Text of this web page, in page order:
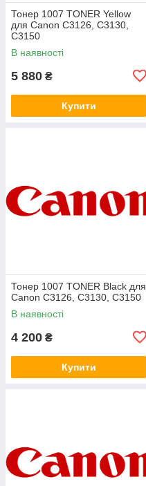
Тонер 1007 TONER Yellow
для Canon C3126, C3130,
C3150
В наявності
5 880 ₴
Купити
Тонер 1007 TONER Black для
Canon C3126, C3130, C3150
В наявності
4 200 ₴
Купити